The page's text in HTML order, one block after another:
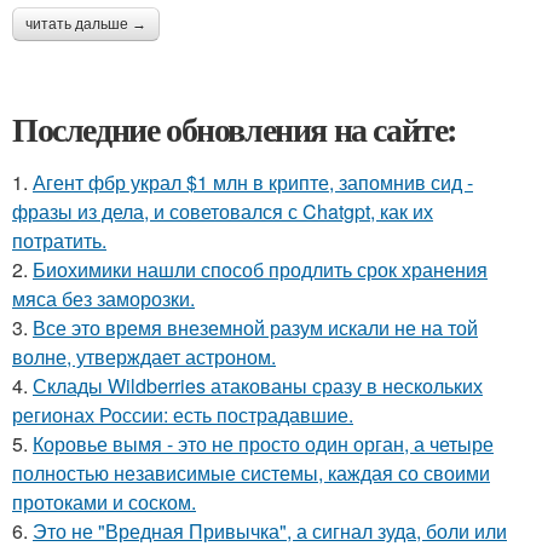
читать дальше →
Последние обновления на сайте:
1. Агент фбр украл $1 млн в крипте, запомнив сид -
фразы из дела, и советовался с Chatgpt, как их
потратить.
2. Биохимики нашли способ продлить срок хранения
мяса без заморозки.
3. Все это время внеземной разум искали не на той
волне, утверждает астроном.
4. Склады Wildberries атакованы сразу в нескольких
регионах России: есть пострадавшие.
5. Коровье вымя - это не просто один орган, а четыре
полностью независимые системы, каждая со своими
протоками и соском.
6. Это не "Вредная Привычка", а сигнал зуда, боли или